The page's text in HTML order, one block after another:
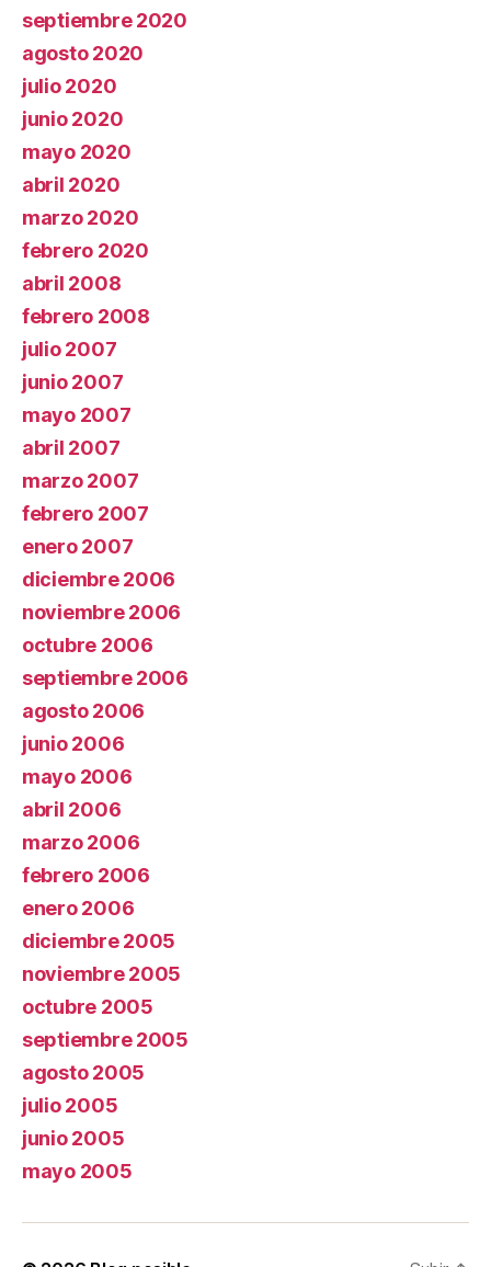
septiembre 2020
agosto 2020
julio 2020
junio 2020
mayo 2020
abril 2020
marzo 2020
febrero 2020
abril 2008
febrero 2008
julio 2007
junio 2007
mayo 2007
abril 2007
marzo 2007
febrero 2007
enero 2007
diciembre 2006
noviembre 2006
octubre 2006
septiembre 2006
agosto 2006
junio 2006
mayo 2006
abril 2006
marzo 2006
febrero 2006
enero 2006
diciembre 2005
noviembre 2005
octubre 2005
septiembre 2005
agosto 2005
julio 2005
junio 2005
mayo 2005